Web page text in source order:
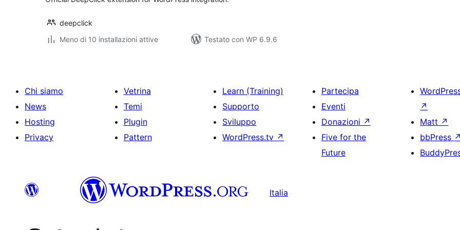
deepclick
Meno di 10 installazioni attive
Testato con WP 6.9.6
Chi siamo
News
Hosting
Privacy
Vetrina
Temi
Plugin
Pattern
Learn (Training)
Supporto
Sviluppo
WordPress.tv ↗
Partecipa
Eventi
Donazioni ↗
Five for the
Future
↗
Matt ↗
bbPress ↗
Italia